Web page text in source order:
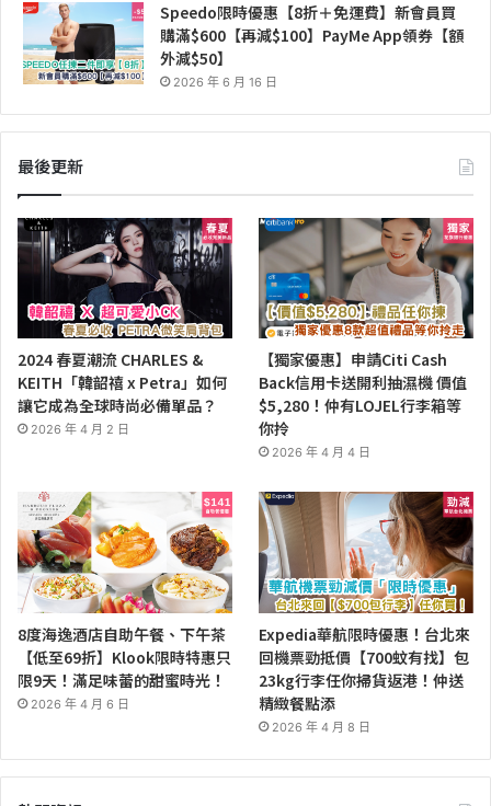
Speedo限時優惠【8折＋免運費】新會員買
購滿$600【再減$100】PayMe App領券【額
外減$50】
2026 年 6 月 16 日
最後更新
2024 春夏潮流 CHARLES &
KEITH「韓韶禧 x Petra」如何
讓它成為全球時尚必備單品？
2026 年 4 月 2 日
【獨家優惠】申請Citi Cash
Back信用卡送開利抽濕機 價值
$5,280！仲有LOJEL行李箱等
你拎
2026 年 4 月 4 日
8度海逸酒店自助午餐、下午茶
【低至69折】Klook限時特惠只
限9天！滿足味蕾的甜蜜時光！
2026 年 4 月 6 日
Expedia華航限時優惠！台北來
回機票勁抵價【700蚊有找】包
23kg行李任你掃貨返港！仲送
精緻餐點添
2026 年 4 月 8 日